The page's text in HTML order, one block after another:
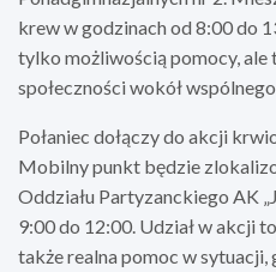
krew w godzinach od 8:00 do
tylko możliwością pomocy, ale
społeczności wokół wspólnego
Połaniec dołączy do akcji
Mobilny punkt będzie
Oddziału Partyzanckiego AK
9:00 do 12:00. Udział w akcji
także realna pomoc w